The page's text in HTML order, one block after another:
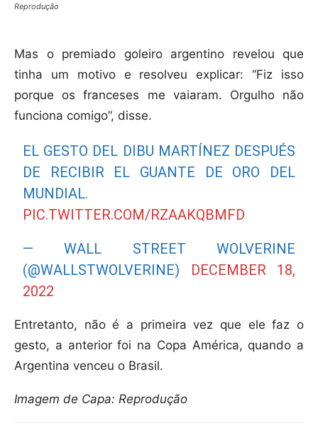
Reprodução
Mas o premiado goleiro argentino revelou que
tinha um motivo e resolveu explicar: “Fiz isso
porque os franceses me vaiaram. Orgulho não
funciona comigo”, disse.
EL GESTO DEL DIBU MARTÍNEZ DESPUÉS
DE RECIBIR EL GUANTE DE ORO DEL
MUNDIAL.
PIC.TWITTER.COM/RZAAKQBMFD
— WALL STREET WOLVERINE
(@WALLSTWOLVERINE)
DECEMBER 18,
2022
Entretanto, não é a primeira vez que ele faz o
gesto, a anterior foi na Copa América, quando a
Argentina venceu o Brasil.
Imagem de Capa: Reprodução